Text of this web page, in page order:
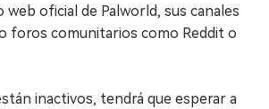
oficial de Palworld, sus canales
foros comunitarios como Reddit o
inactivos, tendrá que esperar a